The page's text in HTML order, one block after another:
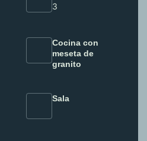
3
Cocina con
meseta de
granito
Sala